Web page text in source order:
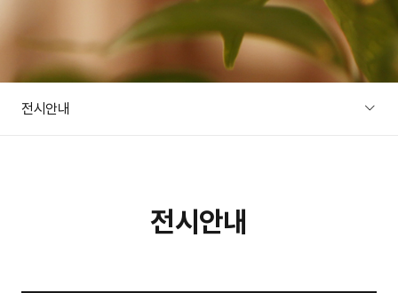
전시안내
전시안내